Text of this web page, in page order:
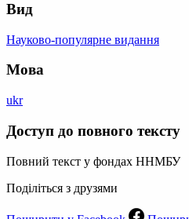
Вид
Науково-популярне видання
Мова
ukr
Доступ до повного тексту
Повний текст у фондах ННМБУ
Поділіться з друзями